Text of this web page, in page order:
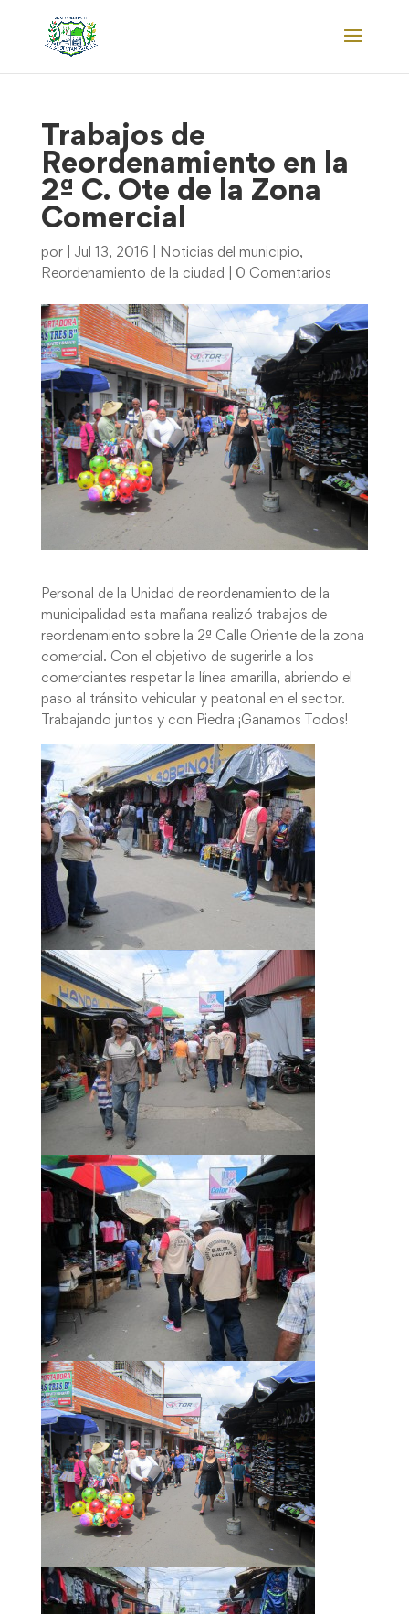
Trabajos de
Reordenamiento en la
2ª C. Ote de la Zona
Comercial
por Jul 13, 2016 Noticias del municipio,
Reordenamiento de la ciudad
0 Comentarios
Personal de la Unidad de reordenamiento de la
municipalidad esta mañana realizó trabajos de
reordenamiento sobre la 2ª Calle Oriente de la zona
comercial. Con el objetivo de sugerirle a los
comerciantes respetar la línea amarilla, abriendo el
paso al tránsito vehicular y peatonal en el sector.
Trabajando juntos y con Piedra ¡Ganamos Todos!